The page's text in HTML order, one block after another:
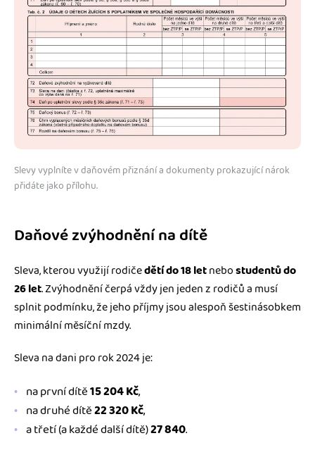
Slevy vyplníte v daňovém přiznání a dokumenty prokazující nárok
přidáte jako přílohu.
Daňové zvýhodnění na dítě
Sleva, kterou využijí rodičedětí do 18 letnebostudentů do
26 let. Zvýhodnění čerpá vždy jen jeden z rodičů a musí
splnit podmínku, že jeho příjmy jsou alespoň šestinásobkem
minimální měsíční mzdy.
Sleva na dani pro rok 2024 je:
na první dítě15 204 Kč,
na druhé dítě22 320 Kč,
a třetí (a každé další dítě)27 840.